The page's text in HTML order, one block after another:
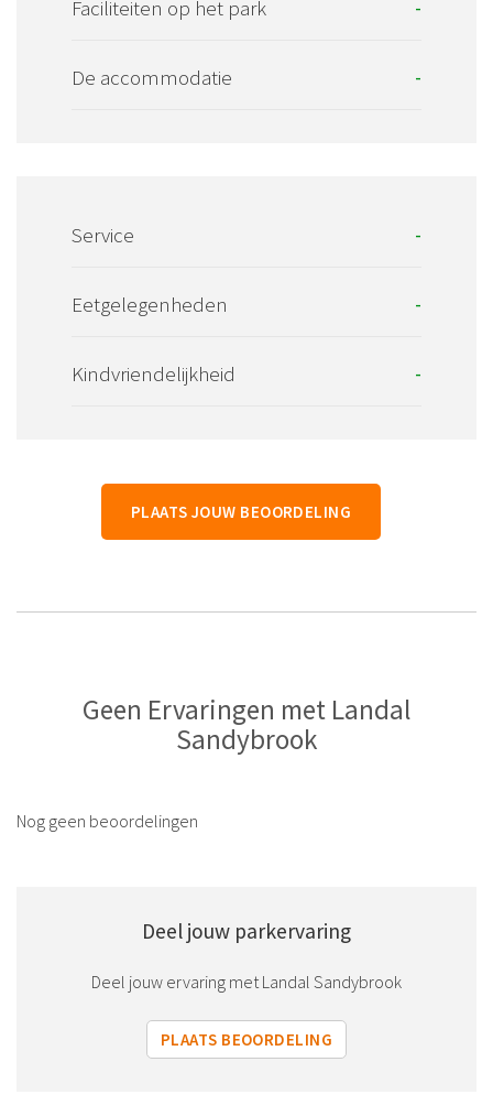
Faciliteiten op het park -
De accommodatie -
Service -
Eetgelegenheden -
Kindvriendelijkheid -
PLAATS JOUW BEOORDELING
Geen Ervaringen met Landal
Sandybrook
Nog geen beoordelingen
Deel jouw parkervaring
Deel jouw ervaring met Landal Sandybrook
PLAATS BEOORDELING